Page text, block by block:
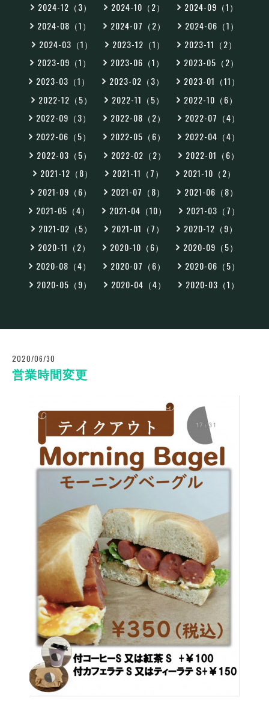
2024-12（3）
2024-10（2）
2024-09（1）
2024-08（1）
2024-07（2）
2024-06（1）
2024-03（1）
2023-12（1）
2023-11（2）
2023-09（1）
2023-06（1）
2023-05（2）
2023-03（1）
2023-02（3）
2023-01（11）
2022-12（5）
2022-11（5）
2022-10（6）
2022-09（3）
2022-08（2）
2022-07（4）
2022-06（5）
2022-05（6）
2022-04（4）
2022-03（5）
2022-02（2）
2022-01（6）
2021-12（8）
2021-11（7）
2021-10（2）
2021-09（6）
2021-07（8）
2021-06（8）
2021-05（4）
2021-04（10）
2021-03（7）
2021-02（5）
2021-01（7）
2020-12（9）
2020-11（2）
2020-10（6）
2020-09（5）
2020-08（4）
2020-07（6）
2020-06（5）
2020-05（9）
2020-04（4） 2020-03（1）
2020/06/30
営業時間変更